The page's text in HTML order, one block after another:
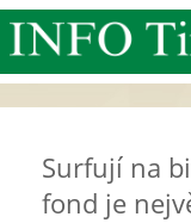
Surfují na
fond je